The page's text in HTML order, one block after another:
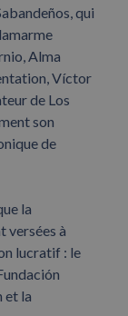
qui
Alma
Víctor
de Los
son
de
la
versées à
lucratif : le
et la